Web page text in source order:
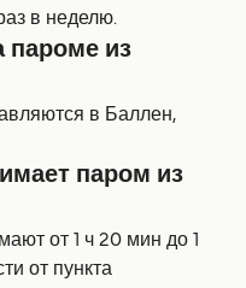
в неделю.
пароме из
в Баллен,
паром из
от 1 ч 20 мин до 1
от пункта